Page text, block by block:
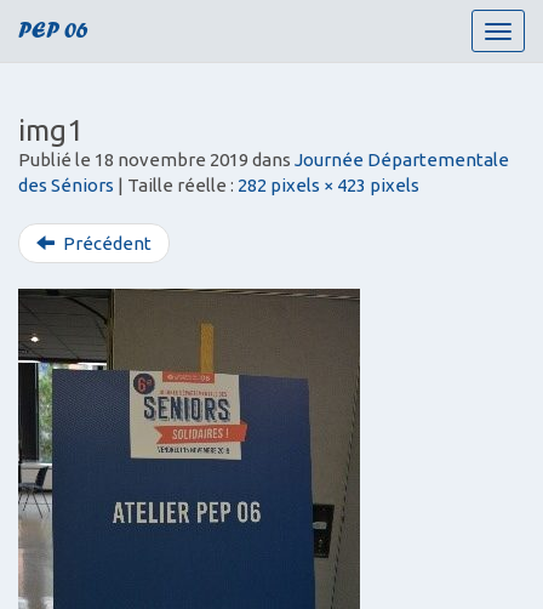
T
o
e
PEP 06
img1
Publié le 18 novembre 2019 dans Journée Départementale
des Séniors | Taille réelle : 282 pixels × 423 pixels
Précédent